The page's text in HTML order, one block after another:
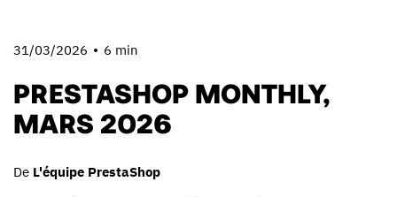
31/03/2026 6 min
PRESTASHOP MONTHLY,
MARS 2026
De L'équipe PrestaShop